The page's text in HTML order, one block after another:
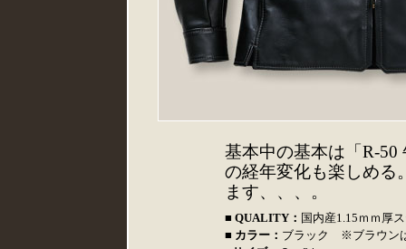
基本中の基本は「R-50
の経年変化も楽しめる
ます、、、。
■ QUALITY： 国内産1.15ｍｍ厚
■ カラー： ブラック ※ブラウン